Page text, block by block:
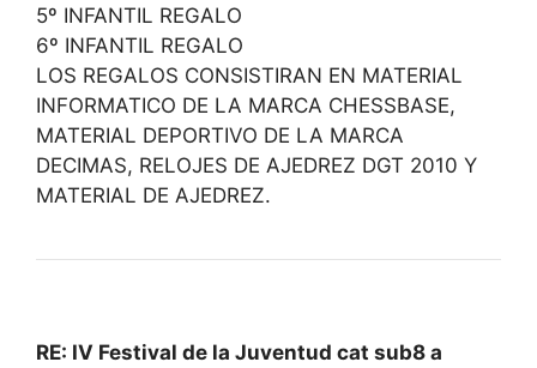
5º INFANTIL REGALO
6º INFANTIL REGALO
LOS REGALOS CONSISTIRAN EN MATERIAL
INFORMATICO DE LA MARCA CHESSBASE,
MATERIAL DEPORTIVO DE LA MARCA
DECIMAS, RELOJES DE AJEDREZ DGT 2010 Y
MATERIAL DE AJEDREZ.
RE: IV Festival de la Juventud cat sub8 a